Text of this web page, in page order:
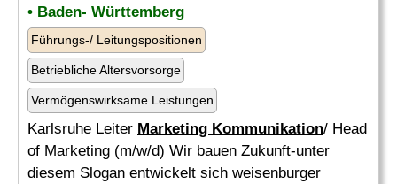
• Baden- Württemberg
Führungs-/ Leitungspositionen
Betriebliche Altersvorsorge
Vermögenswirksame Leistungen
Karlsruhe Leiter Marketing Kommunikation/ Head
of Marketing (m/w/d) Wir bauen Zukunft-unter
diesem Slogan entwickelt sich weisenburger